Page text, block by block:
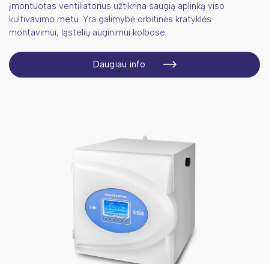
įmontuotas ventiliatorius užtikrina saugią aplinką viso
kultivavimo metu. Yra galimybė orbitinės kratyklės
montavimui, ląstelių auginimui kolbose.
Daugiau info